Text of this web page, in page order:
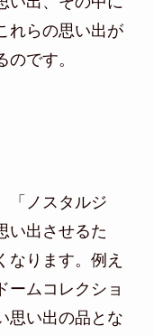
れらの思い出が
です。
「ノスタルジ
い出させるた
なります。例え
ームコレクショ
思い出の品とな